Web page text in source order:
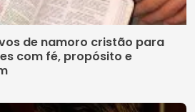
de namoro cristão para
com fé, propósito e